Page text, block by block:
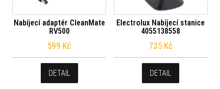
Nabíjecí adaptér CleanMate
RV500
599 Kč
DETAIL
Electrolux Nabíjecí stanice
4055138558
735 Kč
DETAIL